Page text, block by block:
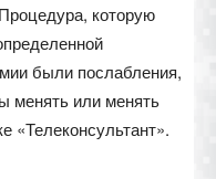
которую
были послабления,
менять или менять
«Телеконсультант».